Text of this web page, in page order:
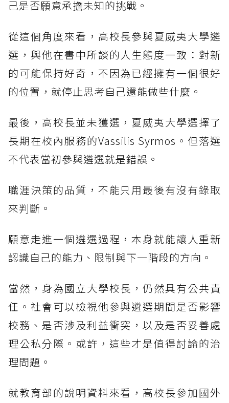
己是否願意承擔未知的挑戰。
從這個角度來看，高校長參與夏威夷大學遴
選，與他在書中所談的人生態度一致：對新
的可能保持好奇，不因為已經擁有一個很好
的位置，就停止思考自己還能做些什麼。
最後，高校長並未獲選，夏威夷大學選擇了
長期在校內服務的Vassilis Syrmos。但落選
不代表當初參與遴選就是錯誤。
職涯決策的品質，不能只用最後有沒有錄取
來判斷。
願意走進一個遴選過程，本身就能讓人重新
認識自己的能力、限制與下一階段的方向。
當然，身為國立大學校長，仍然具有公共責
任。社會可以檢視他參與遴選期間是否影響
校務、是否涉及利益衝突，以及是否妥善處
理公私分際。或許，這些才是值得討論的治
理問題。
就教育部的說明資料來看，高校長參加國外